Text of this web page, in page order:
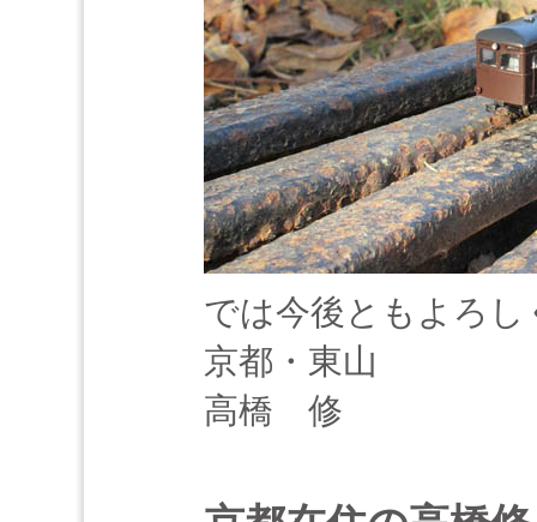
では今後ともよろ
京都・東山
高橋 修